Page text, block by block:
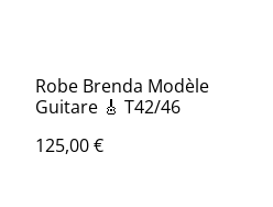
Robe Brenda Modèle
Guitare 🎸 T42/46
125,00 €